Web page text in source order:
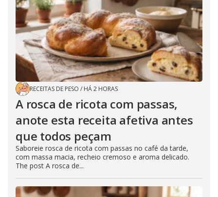
RECEITAS DE PESO / HÁ 2 HORAS
A rosca de ricota com passas,
anote esta receita afetiva antes
que todos peçam
Saboreie rosca de ricota com passas no café da tarde,
com massa macia, recheio cremoso e aroma delicado.
The post A rosca de...